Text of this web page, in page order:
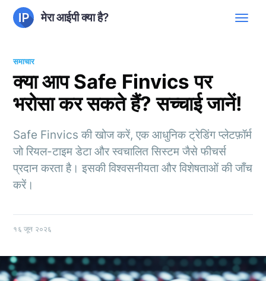
मेरा आईपी क्या है?
समाचार
क्या आप Safe Finvics पर
भरोसा कर सकते हैं? सच्चाई जानें!
Safe Finvics की खोज करें, एक आधुनिक ट्रेडिंग प्लेटफ़ॉर्म
जो रियल-टाइम डेटा और स्वचालित सिस्टम जैसे फीचर्स
प्रदान करता है। इसकी विश्वसनीयता और विशेषताओं की जाँच
करें।
१६ जून २०२६